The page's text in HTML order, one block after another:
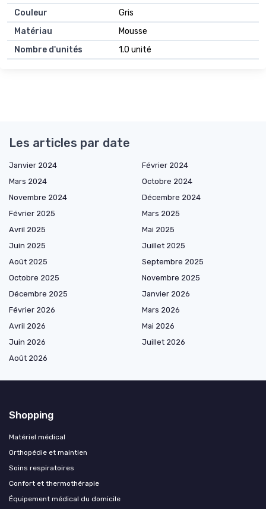
Couleur
Gris
Matériau
Mousse
Nombre d'unités
1.0 unité
Les articles par date
Janvier 2024
Février 2024
Mars 2024
Octobre 2024
Novembre 2024
Décembre 2024
Février 2025
Mars 2025
Avril 2025
Mai 2025
Juin 2025
Juillet 2025
Août 2025
Septembre 2025
Octobre 2025
Novembre 2025
Décembre 2025
Janvier 2026
Février 2026
Mars 2026
Avril 2026
Mai 2026
Juin 2026
Juillet 2026
Août 2026
Shopping
Matériel médical
Orthopédie et maintien
Soins respiratoires
Confort et thermothérapie
Équipement médical du domicile